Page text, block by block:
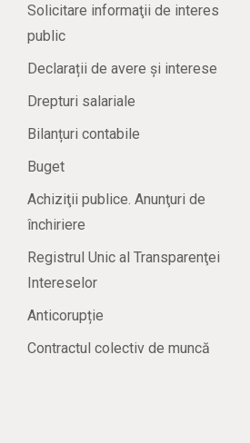
Solicitare informaţii de interes
public
Declarații de avere și interese
Drepturi salariale
Bilanțuri contabile
Buget
Achiziţii publice. Anunţuri de
închiriere
Registrul Unic al Transparenţei
Intereselor
Anticorupție
Contractul colectiv de muncă